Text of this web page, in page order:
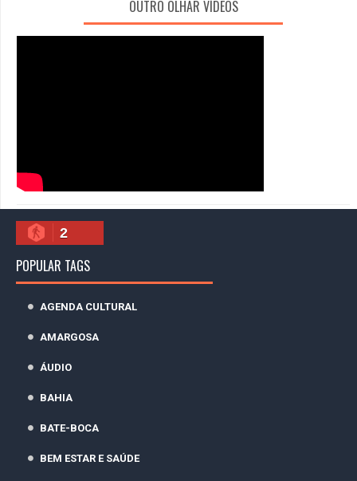
OUTRO OLHAR VÍDEOS
2
POPULAR TAGS
AGENDA CULTURAL
AMARGOSA
ÁUDIO
BAHIA
BATE-BOCA
BEM ESTAR E SAÚDE